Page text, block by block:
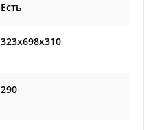
Есть
323x698x310
290